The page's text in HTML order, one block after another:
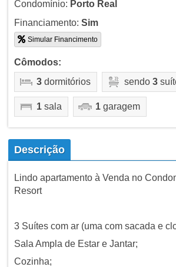
Condomínio: Porto Real
Financiamento: Sim
Simular Financimento
Cômodos:
3dormitórios sendo 3
1sala 1garagem
Descrição
Lindo apartamento à Venda no
Resort
3 Suítes com ar (uma com sacada e
Sala Ampla de Estar e Jantar;
Cozinha;